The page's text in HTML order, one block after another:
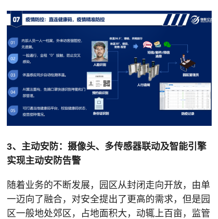
3、主动安防：摄像头、多传感器联动及智能引擎
实现主动安防告警
随着业务的不断发展，园区从封闭走向开放，由单
一迈向了融合，对安全提出了更高的需求，但是园
区一般地处郊区，占地面积大，动辄上百亩，监管